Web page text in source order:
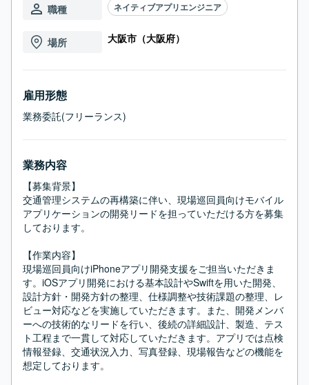
職種 ネイティブアプリエンジニア
場所 大阪市（大阪府）
雇用形態
業務委託(フリーランス)
業務内容
【募集背景】
交通管理システムの再構築に伴い、現場巡回員向けモバイル
アプリケーションの開発リードを担っていただける方を募集
しております。
【作業内容】
現場巡回員向けiPhoneアプリ開発支援をご担当いただきま
す。iOSアプリ開発における基本設計やSwiftを用いた開発、
設計方針・開発方針の整理、仕様調整や技術課題の整理、レ
ビュー対応などを実施していただきます。また、開発メンバ
ーへの技術的なリードを行い、後続の詳細設計、製造、テス
ト工程まで一貫して対応していただきます。アプリでは点検
情報登録、交通状況入力、写真登録、現場報告などの機能を
想定しております。